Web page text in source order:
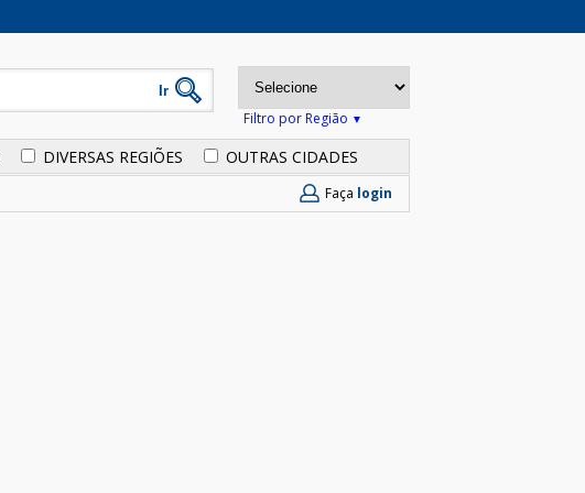
Filtro por Região
DIVERSAS REGIÕES OUTRAS CIDADES
Faça login